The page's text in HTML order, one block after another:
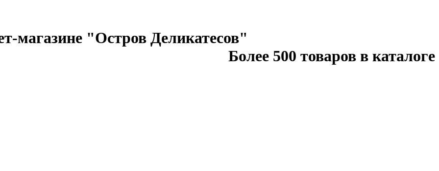
магазине "Остров Деликатесов"
Более 500 товаров в каталоге